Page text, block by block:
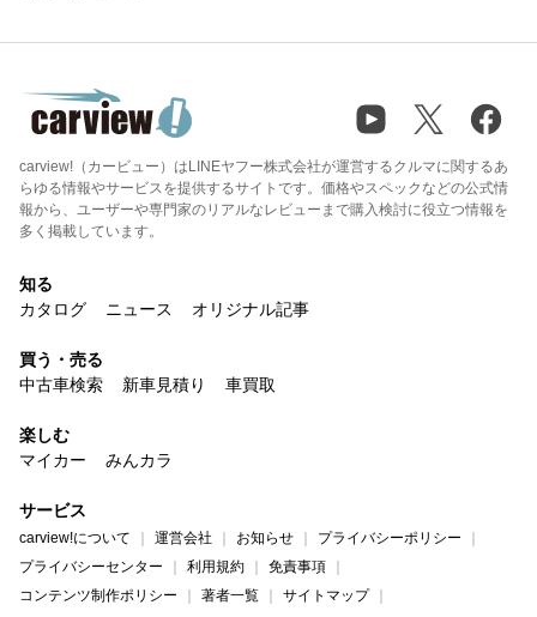
carview!（カービュー）はLINEヤフー株式会社が運営するクルマに関するあ
らゆる情報やサービスを提供するサイトです。価格やスペックなどの公式情
報から、ユーザーや専門家のリアルなレビューまで購入検討に役立つ情報を
多く掲載しています。
知る
カタログ
ニュース オリジナル記事
買う・売る
中古車検索
新車見積り 車買取
楽しむ
マイカー
みんカラ
サービス
carview!について 運営会社 お知らせ
プライバシーポリシー
プライバシーセンター
利用規約
免責事項
コンテンツ制作ポリシー
著者一覧
サイトマップ